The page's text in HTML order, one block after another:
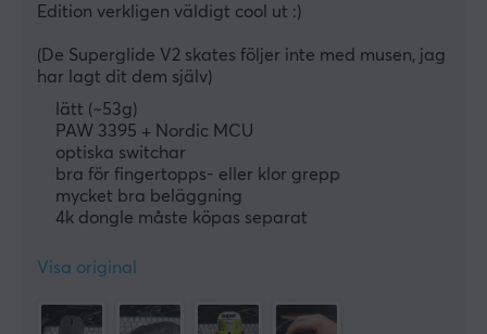
Edition verkligen väldigt cool ut :)
(De Superglide V2 skates följer inte med musen, jag
har lagt dit dem själv)
lätt (~53g)
PAW 3395 + Nordic MCU
optiska switchar
bra för fingertopps- eller klor grepp
mycket bra beläggning
4k dongle måste köpas separat
Visa original